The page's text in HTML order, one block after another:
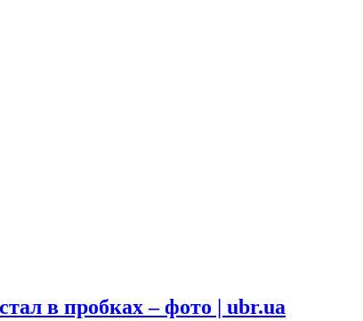
в пробках – фото | ubr.ua